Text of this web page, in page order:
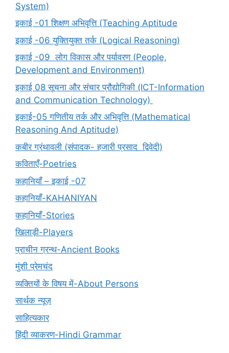
System)
इकाई -01 शिक्षण अभिवृत्ति (Teaching Aptitude
इकाई -06 युक्तियुक्त तर्क (Logical Reasoning)
इकाई -09 लोग विकास और पर्यावरण (People,
Development and Environment)
इकाई 08 सूचना और संचार प्रौद्योगिकी (ICT-Information
and Communication Technology)
इकाई-05 गणितीय तर्क और अभिवृत्ति (Mathematical
Reasoning And Aptitude)
कबीर ग्रंथावली (संपादक- हजारी प्रसाद द्विवेदी)
कविताएँ-Poetries
कहानियाँ – इकाई -07
कहानियाँ-KAHANIYAN
कहानियाँ-Stories
खिलाड़ी-Players
प्राचीन ग्रन्थ-Ancient Books
मुंशी प्रेमचंद
व्यक्तियों के विषय में-About Persons
सार्थक न्यूज़
साहित्यकार
हिंदी व्याकरण-Hindi Grammar